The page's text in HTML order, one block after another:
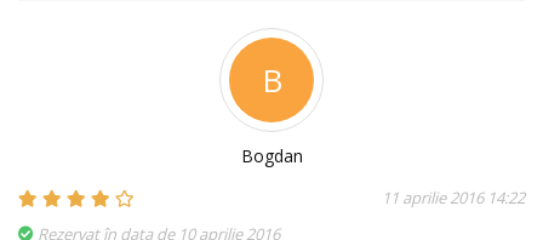
B
Bogdan
11 aprilie 2016 14:22
Rezervat în data de 10 aprilie 2016